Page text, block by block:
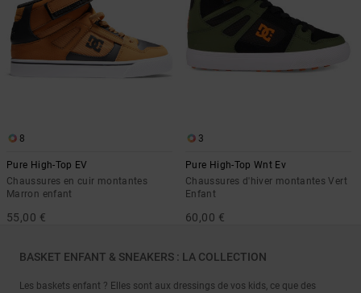
8
Pure High-Top EV
Chaussures en cuir montantes
Marron enfant
55,00 €
3
Pure High-Top Wnt Ev
Chaussures d'hiver montantes Vert
Enfant
60,00 €
BASKET ENFANT & SNEAKERS : LA COLLECTION
Les baskets enfant ? Elles sont aux dressings de vos kids, ce que des